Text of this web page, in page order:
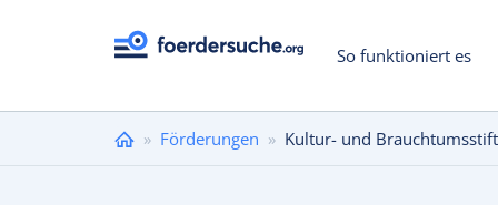
So funktioniert es
Sie
» Förderungen » Kultur- und